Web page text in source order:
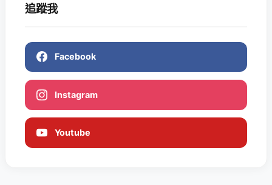
追蹤我
Facebook
Instagram
Youtube